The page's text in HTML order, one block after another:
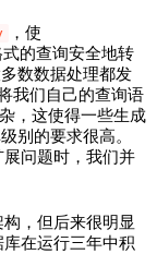
，使
式的查询安全地转
数数据处理都发
我们自己的查询语
，这使得一些生成
别的要求很高。
问题时，我们并
，但后来很明显
在运行三年中积